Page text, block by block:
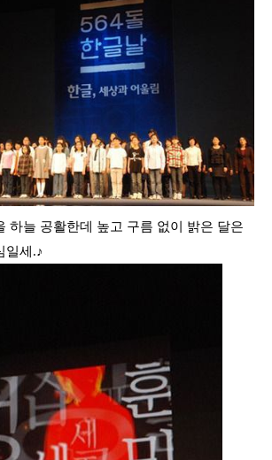
하늘 공활한데 높고 구름 없이 밝은 달은
일세.♪